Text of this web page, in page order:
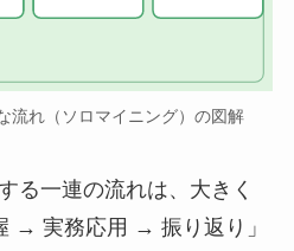
流れ（ソロマイニング）の図解
る一連の流れは、大きく
→ 実務応用 → 振り返り」